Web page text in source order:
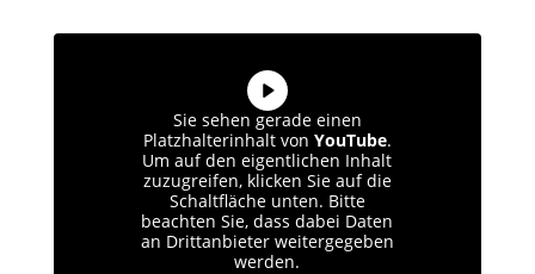
Sie sehen gerade einen
Platzhalterinhalt von YouTube.
Um auf den eigentlichen Inhalt
zuzugreifen, klicken Sie auf die
Schaltfläche unten. Bitte
beachten Sie, dass dabei Daten
an Drittanbieter weitergegeben
werden.